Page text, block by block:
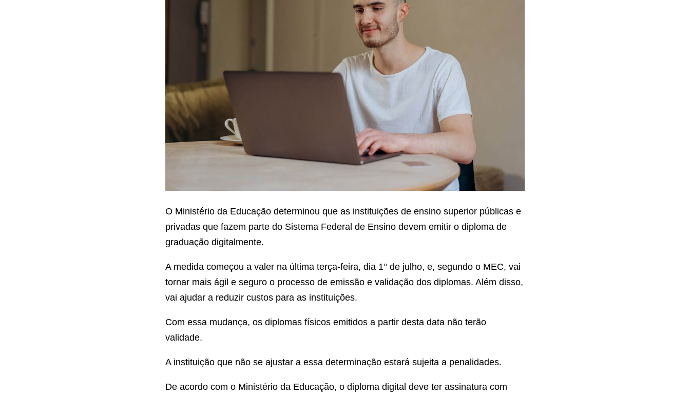
O Ministério da Educação determinou que as instituições de ensino superior públicas e
privadas que fazem parte do Sistema Federal de Ensino devem emitir o diploma de
graduação digitalmente.
A medida começou a valer na última terça-feira, dia 1° de julho, e, segundo o MEC, vai
tornar mais ágil e seguro o processo de emissão e validação dos diplomas. Além disso,
vai ajudar a reduzir custos para as instituições.
Com essa mudança, os diplomas físicos emitidos a partir desta data não terão
validade.
A instituição que não se ajustar a essa determinação estará sujeita a penalidades.
De acordo com o Ministério da Educação, o diploma digital deve ter assinatura com